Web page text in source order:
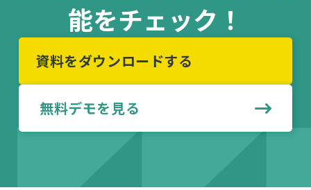
能をチェック！
資料をダウンロードする
無料デモを見る